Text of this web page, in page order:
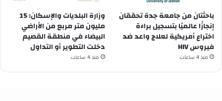
باحثتان من جامعة جدة تحققان
إنجازًا عالميًا بتسجيل براءة
اختراع أمريكية لعلاج واعد ضد
فيروس HIV
منذ 4 ساعات
وزارة البلديات والإسكان: 15
مليون متر مربع من الأراضي
البيضاء في منطقة القصيم
دخلت التطوير أو التداول
منذ 4 ساعات